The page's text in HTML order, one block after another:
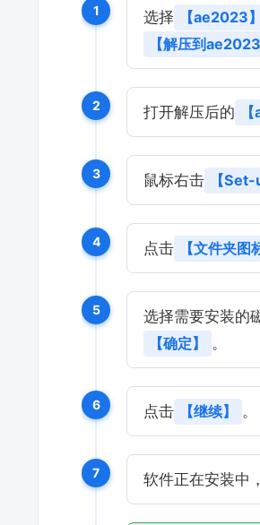
1 选择 【ae2023】
【解压到ae2023
2 打开解压后的
3 鼠标右击 【Set-
4 点击 【文件夹图
5
选择需要安装的
【确定】
。
6 点击 【继续】 。
7 软件正在安装中